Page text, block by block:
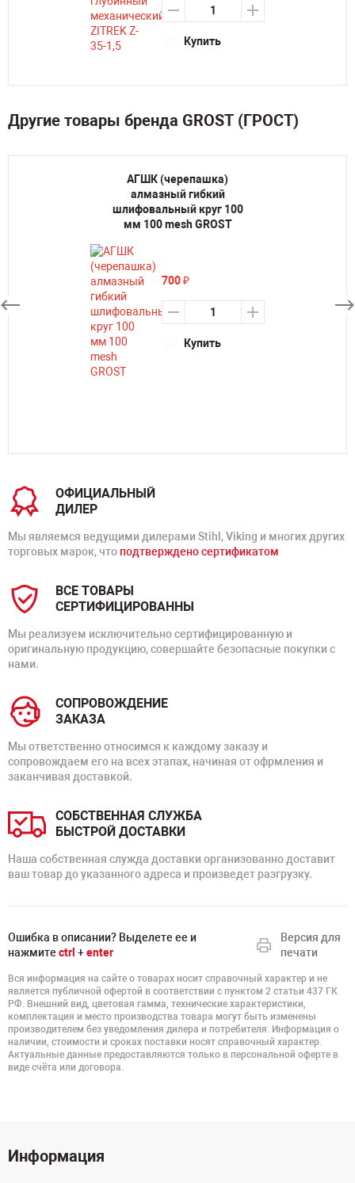
Купить
Другие товары бренда GROST (ГРОСТ)
АГШК (черепашка)
алмазный гибкий
шлифовальный круг 100
мм 100 mesh GROST
700₽
Купить
ОФИЦИАЛЬНЫЙ
ДИЛЕР
Мы являемся ведущими дилерами Stihl, Viking и многих других
торговых марок, что подтверждено сертификатом
ВСЕ ТОВАРЫ
СЕРТИФИЦИРОВАННЫ
Мы реализуем исключительно сертифицированную и
оригинальную продукцию, совершайте безопасные покупки с
нами.
СОПРОВОЖДЕНИЕ
ЗАКАЗА
Мы ответственно относимся к каждому заказу и
сопровождаем его на всех этапах, начиная от офрмления и
заканчивая доставкой.
СОБСТВЕННАЯ СЛУЖБА
БЫСТРОЙ ДОСТАВКИ
Наша собственная служда доставки организованно доставит
ваш товар до указанного адреса и произведет разгрузку.
Ошибка в описании? Выделете ее и
нажмите ctrl +enter
Версия для
печати
Вся информация на сайте о товарах носит справочный характер и не
является публичной офертой в соответствии с пунктом 2 статьи 437 ГК
РФ. Внешний вид, цветовая гамма, технические характеристики,
комплектация и место производства товара могут быть изменены
производителем без уведомления дилера и потребителя. Информация о
наличии, стоимости и сроках поставки носят справочный характер.
Актуальные данные предоставляются только в персональной оферте в
виде счёта или договора.
Информация